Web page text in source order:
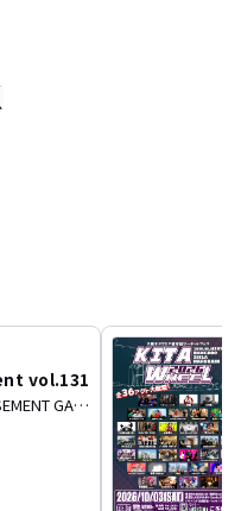
らず、ベースで加入する。
vol.131
GALL